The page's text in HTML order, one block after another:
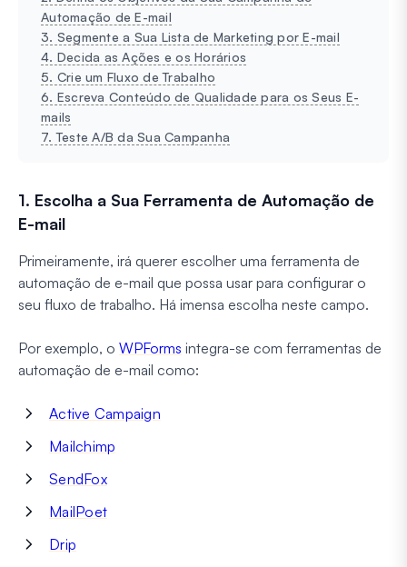
Automação de E-mail
3. Segmente a Sua Lista de Marketing por E-mail
4. Decida as Ações e os Horários
5. Crie um Fluxo de Trabalho
6. Escreva Conteúdo de Qualidade para os Seus E-
mails
7. Teste A/B da Sua Campanha
1. Escolha a Sua Ferramenta de Automação de
E-mail
Primeiramente, irá querer escolher uma ferramenta de
automação de e-mail que possa usar para configurar o
seu fluxo de trabalho. Há imensa escolha neste campo.
Por exemplo, o WPForms integra-se com ferramentas de
automação de e-mail como:
Active Campaign
Mailchimp
SendFox
MailPoet
Drip